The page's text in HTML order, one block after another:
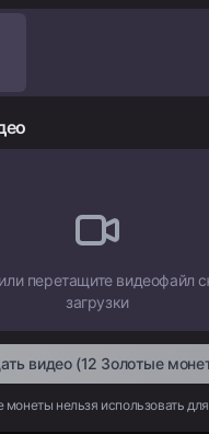
перетащите видеофайл
загрузки
480P 720P
видео (12 Золотые
нельзя использовать